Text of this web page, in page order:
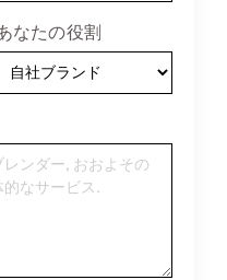
なたの役割